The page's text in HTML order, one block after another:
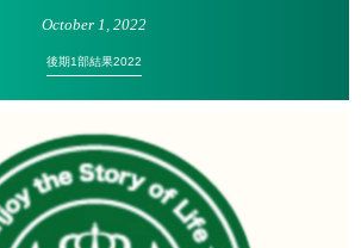
October 1 , 2022
後期1部結果2022